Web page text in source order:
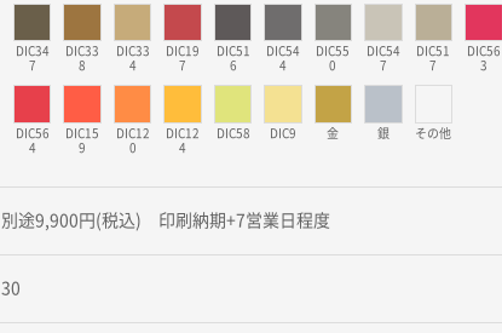
DIC34
7
DIC33
8
DIC33
4
DIC19
7
DIC51
6
DIC54
4
DIC55
0
DIC54
7
DIC51
7
DIC56
3
DIC56
4
DIC15
9
DIC12
0
DIC12
4
DIC58 DIC9 金 銀 その他
別途9,900円(税込) 印刷納期+7営業日程度
30